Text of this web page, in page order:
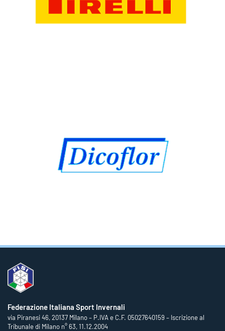
Federazione Italiana Sport Invernali
via Piranesi 46, 20137 Milano – P.IVA e C.F. 05027640159 – Iscrizione al
Tribunale di Milano n° 63, 11.12.2004